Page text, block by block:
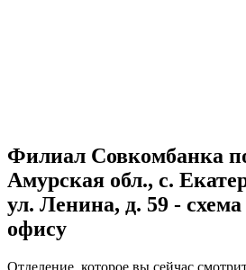
Филиал Совкомбанка
Амурская обл., с.
ул. Ленина, д. 59 - схема
офису
Отделение, которое вы сейчас